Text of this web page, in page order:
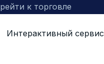
к торговле
Интерактивный сервис